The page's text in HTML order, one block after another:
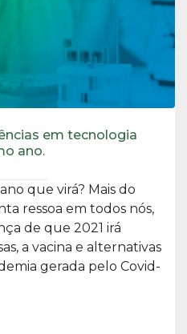
em tecnologia
ano.
que virá? Mais do
ressoa em todos nós,
de que 2021 irá
a vacina e alternativas
gerada pelo Covid-